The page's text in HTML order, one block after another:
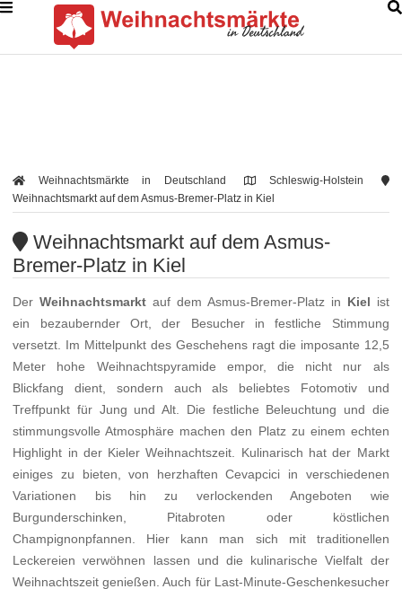
Weihnachtsmärkte in Deutschland
Schleswig-Holstein
Weihnachtsmarkt auf dem Asmus-Bremer-Platz in Kiel
Weihnachtsmarkt auf dem Asmus-
Bremer-Platz in Kiel
DerWeihnachtsmarkt auf dem Asmus-Bremer-Platz in Kiel ist
ein bezaubernder Ort, der Besucher in festliche Stimmung
versetzt. Im Mittelpunkt des Geschehens ragt die imposante 12,5
Meter hohe Weihnachtspyramide empor, die nicht nur als
Blickfang dient, sondern auch als beliebtes Fotomotiv und
Treffpunkt für Jung und Alt. Die festliche Beleuchtung und die
stimmungsvolle Atmosphäre machen den Platz zu einem echten
Highlight in der Kieler Weihnachtszeit. Kulinarisch hat der Markt
einiges zu bieten, von herzhaften Cevapcici in verschiedenen
Variationen bis hin zu verlockenden Angeboten wie
Burgunderschinken, Pitabroten oder köstlichen
Champignonpfannen. Hier kann man sich mit traditionellen
Leckereien verwöhnen lassen und die kulinarische Vielfalt der
Weihnachtszeit genießen. Auch für Last-Minute-Geschenkesucher